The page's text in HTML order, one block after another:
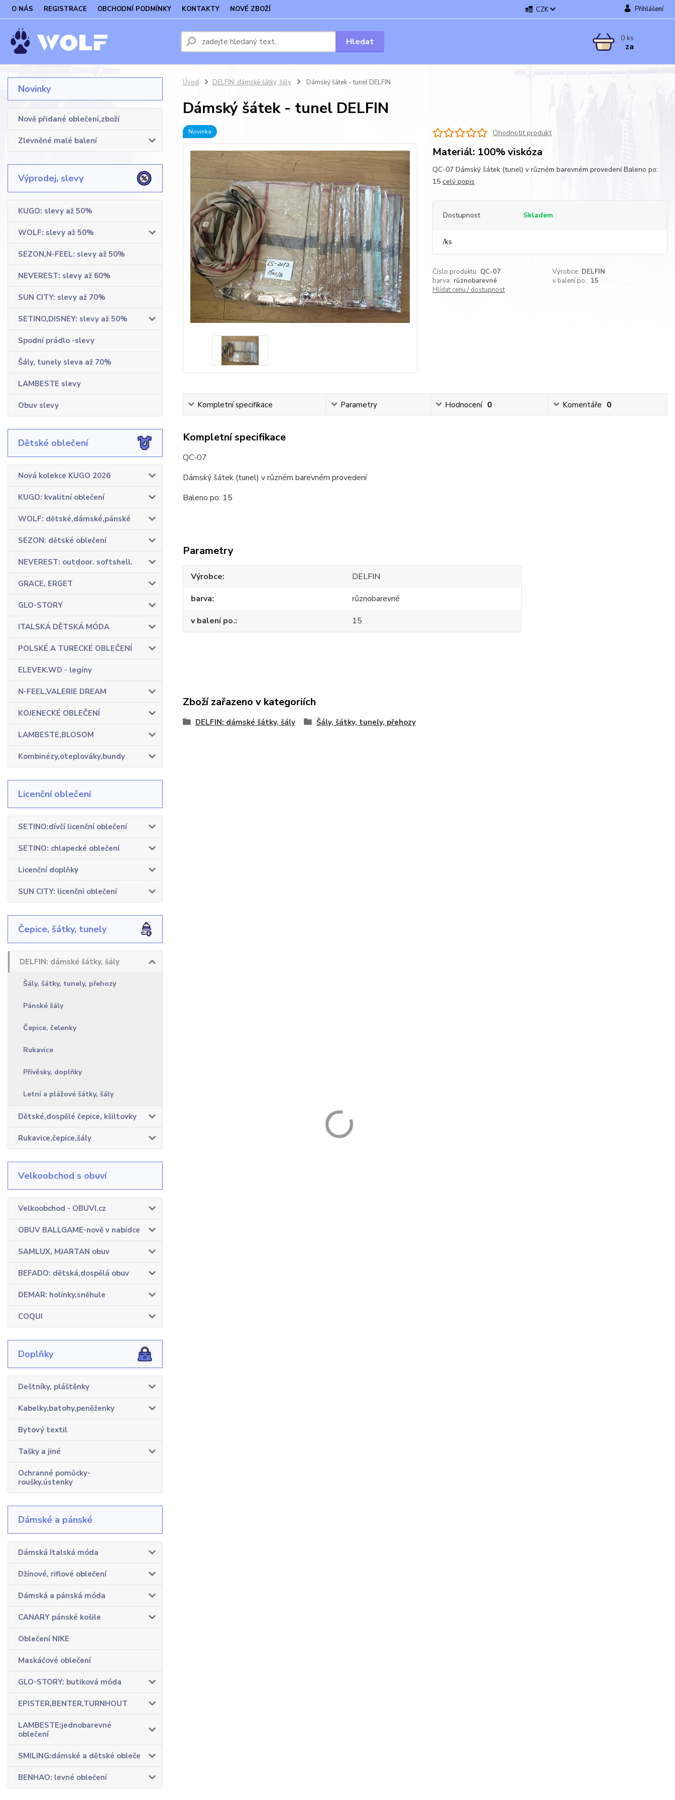
O NÁS REGISTRACE OBCHODNÍ PODMÍNKY KONTAKTY NOVÉ ZBOŽÍ CZK Přihlášení
Hledat 0 ks
za
Novinky
Nově přidané oblečení,zboží
Zlevněné malé balení
Výprodej, slevy
KUGO: slevy až 50%
WOLF: slevy až 50%
SEZON,N-FEEL: slevy až 50%
NEVEREST: slevy až 60%
SUN CITY: slevy až 70%
SETINO,DISNEY: slevy až 50%
Spodní prádlo -slevy
Šály, tunely sleva až 70%
LAMBESTE slevy
Obuv slevy
Dětské oblečení
Nová kolekce KUGO 2026
KUGO: kvalitní oblečení
WOLF: dětské,dámské,pánské
SEZON: dětské oblečení
NEVEREST: outdoor. softshell.
GRACE, ERGET
GLO-STORY
ITALSKÁ DĚTSKÁ MÓDA
POLSKÉ A TURECKÉ OBLEČENÍ
ELEVEK.WD - legíny
N-FEEL,VALERIE DREAM
KOJENECKÉ OBLEČENÍ
LAMBESTE,BLOSOM
Kombinézy,oteplováky,bundy
Licenční oblečení
SETINO:dívčí licenční oblečení
SETINO: chlapecké oblečení
Licenční doplňky
SUN CITY: licenční oblečení
Čepice, šátky, tunely
DELFIN: dámské šátky, šály
Šály, šátky, tunely, přehozy
Pánské šály
Čepice, čelenky
Rukavice
Přívěsky, doplňky
Letní a plážové šátky, šály
Dětské,dospělé čepice, kšiltovky
Rukavice,čepice,šály
Velkoobchod s obuví
Velkoobchod - OBUVI.cz
OBUV BALLGAME-nově v nabídce
SAMLUX, MJARTAN obuv
BEFADO: dětská,dospělá obuv
DEMAR: holínky,sněhule
COQUI
Doplňky
Deštníky, pláštěnky
Kabelky,batohy,peněženky
Bytový textil
Tašky a jiné
Ochranné pomůcky-
roušky,ústenky
Dámské a pánské
Dámská Italská móda
Džínové, riflové oblečení
Dámská a pánská móda
CANARY pánské košile
Oblečení NIKE
Maskáčové oblečení
GLO-STORY: butiková móda
EPISTER,BENTER,TURNHOUT
LAMBESTE:jednobarevné
oblečení
SMILING:dámské a dětské obleče
BENHAO: levné oblečení
Úvod DELFIN: dámské šátky, šály Dámský šátek - tunel DELFIN
Dámský šátek - tunel DELFIN
Novinka Ohodnotit produkt
Materiál: 100% viskóza
QC-07 Dámský šátek (tunel) v různém barevném provedení Baleno po:
15celý popis
Dostupnost Skladem
/ks
Číslo produktu: QC-07 Výrobce: DELFIN
barva: různobarevné v balení po.: 15
Hlídat cenu / dostupnost
Kompletní specifikace Parametry Hodnocení 0 Komentáře 0
Kompletní specifikace
QC-07
Dámský šátek (tunel) v různém barevném provedení
Baleno po: 15
Parametry
Výrobce
DELFIN
barva
různobarevné
v balení po.
15
Zboží zařazeno v kategoriích
DELFIN: dámské šátky, šály Šály, šátky, tunely, přehozy